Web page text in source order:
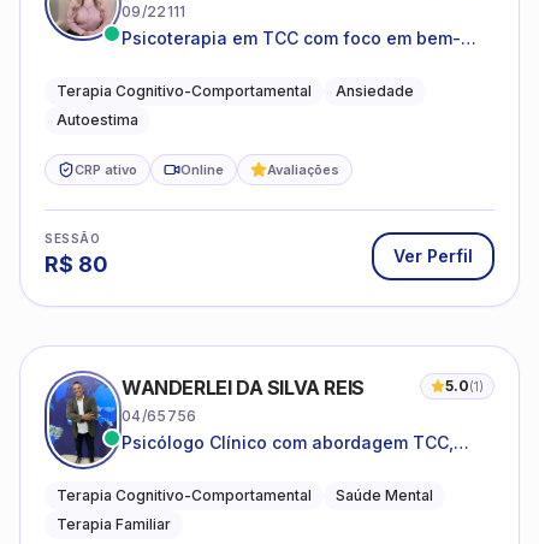
09/22111
Psicoterapia em TCC com foco em bem-
o cotidiano
Terapia Cognitivo-Comportamental
Ansiedade
Autoestima
CRP ativo Online Avaliações
SESSÃO
R$ 80 Ver Perfil
WANDERLEI DA SILVA REIS 5.0(1)
04/65756
Psicólogo Clínico com abordagem TCC,
sistêmica
Terapia Cognitivo-Comportamental
Saúde Mental
Terapia Familiar